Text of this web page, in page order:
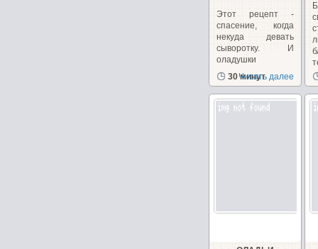
Этот рецепт -
спасение, когда
некуда девать
сыворотку. И
оладушки
получаются...
30 минут
Читать далее